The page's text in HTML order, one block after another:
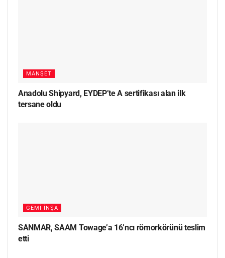
MANŞET
Anadolu Shipyard, EYDEP’te A sertifikası alan ilk
tersane oldu
GEMI İNŞA
SANMAR, SAAM Towage’a 16’ncı römorkörünü teslim
etti